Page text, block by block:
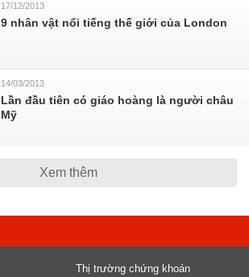
17/12/2013
9 nhân vật nổi tiếng thế giới của London
14/03/2013
Lần đầu tiên có giáo hoàng là người châu
Mỹ
Xem thêm
Thị trường chứng khoán